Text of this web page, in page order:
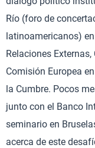
Río (foro de
latinoamericanos)
Relaciones
Comisión Europea
la Cumbre. Pocos
junto con el Banco
seminario en
acerca de este